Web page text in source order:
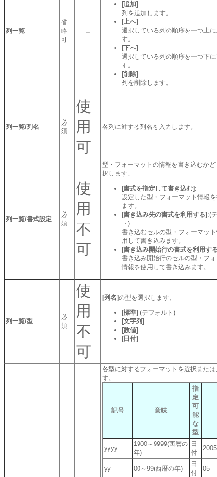
列一覧
省
略
可
-
[追加] :
列を追加します。
[上へ] :
選択している列の順序を一つ上
す。
[下へ] :
選択している列の順序を一つ下
す。
[削除] :
列を削除します。
列一覧/列名
必
須
使
用
可
各列に対する列名を入力します。
列一覧/書式設定
必
須
使
用
不
可
型・フォーマットの情報を書き込むか
択します。
[書式を指定して書き込む] :
設定した型・フォーマット情報
ます。
[書き込み先の書式を利用する] :(
ト)
書き込むセルの型・フォーマッ
用して書き込みます。
[書き込み開始行の書式を利用す
書き込み開始行のセルの型・フ
情報を使用して書き込みます。
列一覧/型
必
須
使
用
不
可
[列名]の型を選択します。
[標準] :(デフォルト)
[文字列] :
[数値] :
[日付] :
各型に対するフォーマットを選択また
す。
記号 意味
指
定
可
能
な
型
yyyy
1900～9999(西暦の
年)
日
付
2005
yy 00～99(西暦の年)
日
付
05